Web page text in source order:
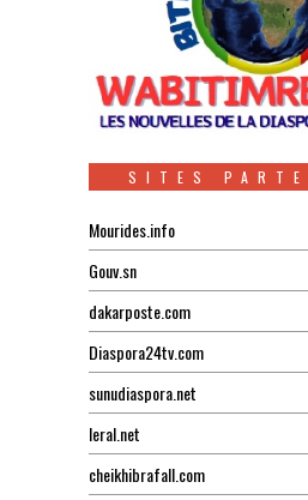
SITES
Mourides.info
Gouv.sn
dakarposte.com
Diaspora24tv.com
sunudiaspora.net
leral.net
cheikhibrafall.com